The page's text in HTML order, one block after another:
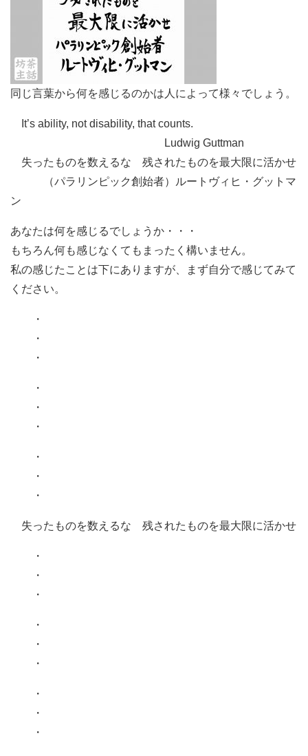
同じ言葉から何を感じるのかは人によって様々でしょう。
It’s ability, not disability, that counts.
Ludwig Guttman
失ったものを数えるな 残されたものを最大限に活かせ
（パラリンピック創始者）ルートヴィヒ・グットマ
ン
あなたは何を感じるでしょうか・・・
もちろん何も感じなくてもまったく構いません。
私の感じたことは下にありますが、まず自分で感じてみて
ください。
・
・
・
・
・
・
・
・
・
失ったものを数えるな 残されたものを最大限に活かせ
・
・
・
・
・
・
・
・
・